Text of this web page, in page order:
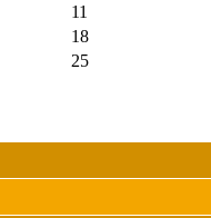
11
18
25